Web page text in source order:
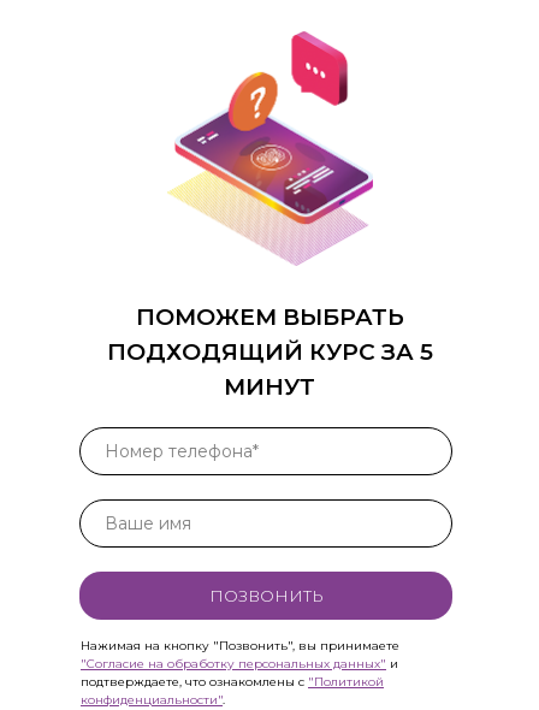
ПОМОЖЕМ ВЫБРАТЬ
ПОДХОДЯЩИЙ КУРС ЗА 5
МИНУТ
ПОЗВОНИТЬ
Нажимая на кнопку "Позвонить", вы принимаете
"Согласие на обработку персональных данных" и
подтверждаете, что ознакомлены с "Политикой
конфиденциальности".